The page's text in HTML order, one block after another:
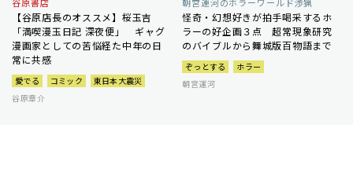
【谷原店長のオススメ】桜玉吉
「満喫漫玉日記 深夜便」 ギャグ
漫画家としての苦悩経た中年の日
常に共感
愛でる コミック
東日本大震災
谷原章介
怪奇・幻想好きが拍手喝采するホ
ラーの好企画３点 超常現象研究
のバイブルから舞城版百物語まで
ぞっとする
ホラー
朝宮運河